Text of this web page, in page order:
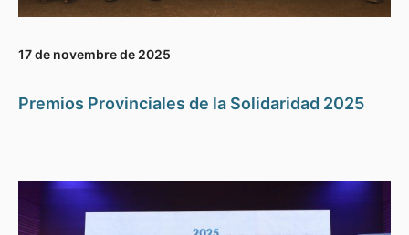
17 de novembre de 2025
Premios Provinciales de la Solidaridad 2025